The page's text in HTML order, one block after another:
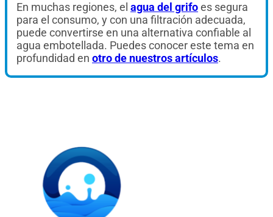
En muchas regiones, el agua del grifoes segura
para el consumo, y con una filtración adecuada,
puede convertirse en una alternativa confiable al
agua embotellada. Puedes conocer este tema en
profundidad en otro de nuestros artículos.